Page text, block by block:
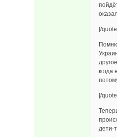
[/
когда
[/
дети-